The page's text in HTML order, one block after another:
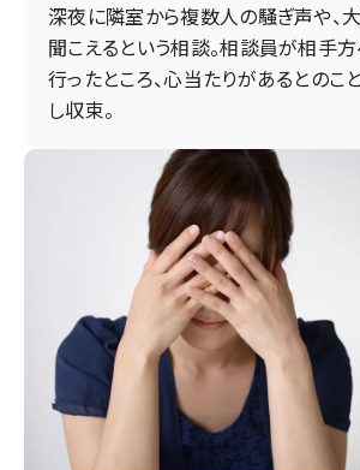
深夜に隣室から複数人の騒ぎ声や、
聞こえるという相談。相談員が相手
行ったところ、心当たりがあるとのこ
し収束。